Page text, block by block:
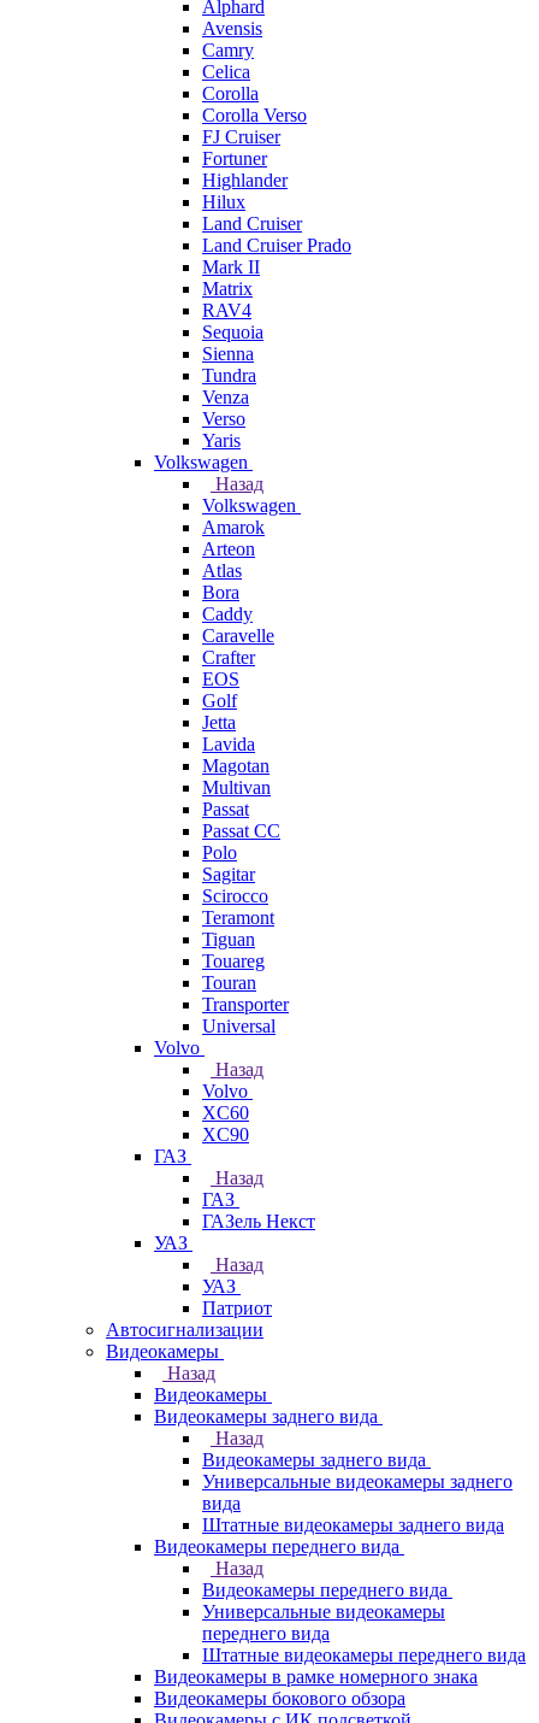
Alphard
Avensis
Camry
Celica
Corolla
Corolla Verso
FJ Cruiser
Fortuner
Highlander
Hilux
Land Cruiser
Land Cruiser Prado
Mark II
Matrix
RAV4
Sequoia
Sienna
Tundra
Venza
Verso
Yaris
Volkswagen
Назад
Volkswagen
Amarok
Arteon
Atlas
Bora
Caddy
Caravelle
Crafter
EOS
Golf
Jetta
Lavida
Magotan
Multivan
Passat
Passat CC
Polo
Sagitar
Scirocco
Teramont
Tiguan
Touareg
Touran
Transporter
Universal
Volvo
Назад
Volvo
XC60
XC90
ГАЗ
Назад
ГАЗ
ГАЗель Некст
УАЗ
Назад
УАЗ
Патриот
Автосигнализации
Видеокамеры
Назад
Видеокамеры
Видеокамеры заднего вида
Назад
Видеокамеры заднего вида
Универсальные видеокамеры заднего
вида
Штатные видеокамеры заднего вида
Видеокамеры переднего вида
Назад
Видеокамеры переднего вида
Универсальные видеокамеры
переднего вида
Штатные видеокамеры переднего вида
Видеокамеры в рамке номерного знака
Видеокамеры бокового обзора